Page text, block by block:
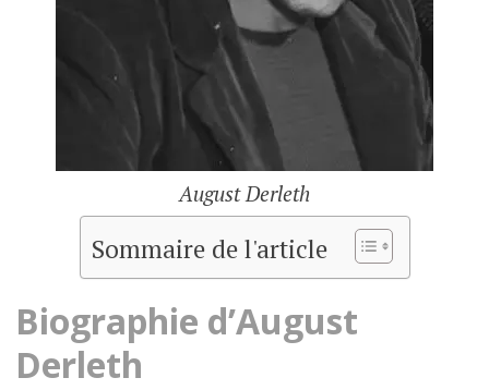
August Derleth
Sommaire de l'article
Biographie d’August
Derleth